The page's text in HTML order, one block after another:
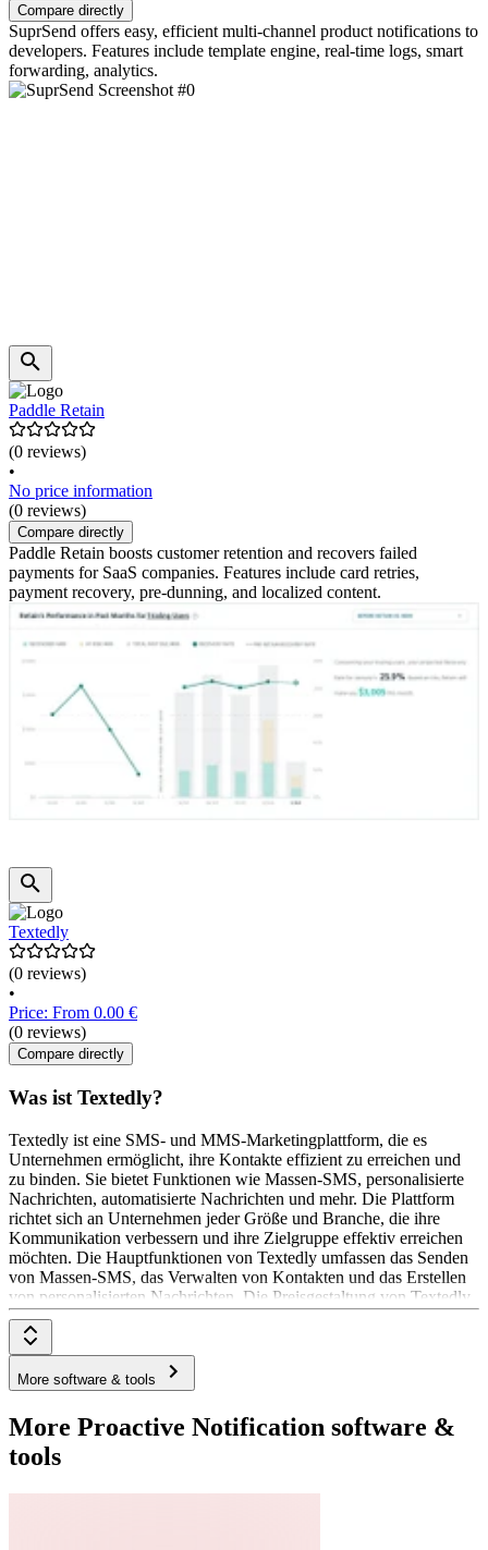
Compare directly
SuprSend offers easy, efficient multi-channel product notifications to
developers. Features include template engine, real-time logs, smart
forwarding, analytics.
Paddle Retain
(0 reviews)
•
No price information
(0 reviews)
Compare directly
Paddle Retain boosts customer retention and recovers failed
payments for SaaS companies. Features include card retries,
payment recovery, pre-dunning, and localized content.
Textedly
(0 reviews)
•
Price: From 0.00 €
(0 reviews)
Compare directly
Was ist Textedly?
Textedly ist eine SMS- und MMS-Marketingplattform, die es
Unternehmen ermöglicht, ihre Kontakte effizient zu erreichen und
zu binden. Sie bietet Funktionen wie Massen-SMS, personalisierte
Nachrichten, automatisierte Nachrichten und mehr. Die Plattform
richtet sich an Unternehmen jeder Größe und Branche, die ihre
Kommunikation verbessern und ihre Zielgruppe effektiv erreichen
möchten. Die Hauptfunktionen von Textedly umfassen das Senden
von Massen-SMS, das Verwalten von Kontakten und das Erstellen
von personalisierten Nachrichten. Die Preisgestaltung von Textedly
basiert auf monatlichen Plänen, die auf die Anzahl der gesendeten
Nachrichten abgestimmt sind. Die Preise beginnen bei $ 26 pro
Monat.
More software & tools
More Proactive Notification software &
tools